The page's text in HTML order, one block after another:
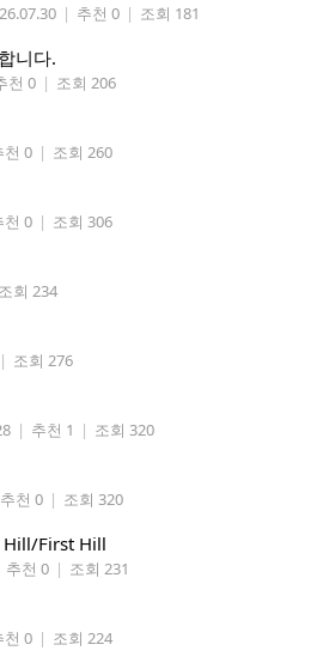
| 추천 0 | 조회 181
니다.
천 0 | 조회 206
천 0 | 조회 260
천 0 | 조회 306
조회 234
| 조회 276
| 추천 1 | 조회 320
추천 0 | 조회 320
First Hill
추천 0 | 조회 231
천 0 | 조회 224